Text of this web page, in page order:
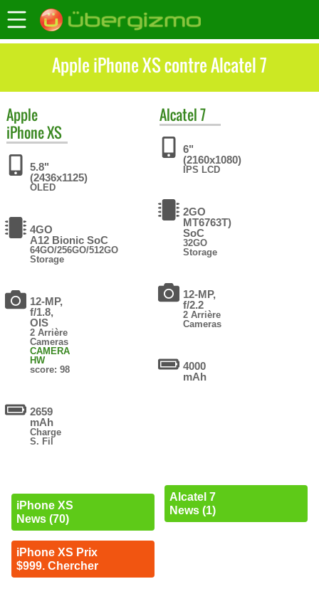
Apple iPhone XS contre Alcatel 7
Apple
iPhone XS
5.8"
(2436x1125)
OLED
4GO
A12 Bionic SoC
64GO/256GO/512GO
Storage
12-MP,
f/1.8,
OIS
2 Arrière
Cameras
CAMERA
HW
score: 98
2659
mAh
Charge
S. Fil
iPhone XS
News (70)
iPhone XS Prix
$999. Chercher
Alcatel7
6"
(2160x1080)
IPS LCD
2GO
MT6763T)
SoC
32GO
Storage
12-MP,
f/2.2
2 Arrière
Cameras
4000
mAh
Alcatel 7
News (1)